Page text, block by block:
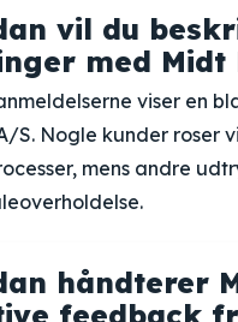
vil du
med Midt
viser en
S. Nogle kunder roser
mens andre
håndterer
feedback